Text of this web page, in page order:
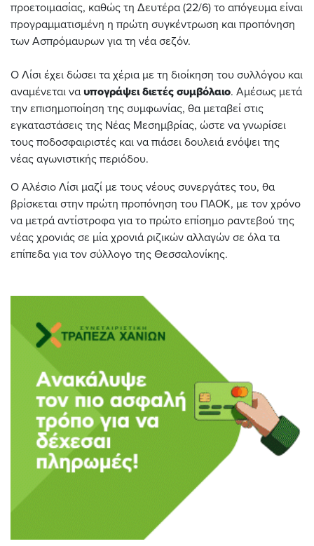
προετοιμασίας, καθώς τη Δευτέρα (22/6) το απόγευμα είναι
προγραμματισμένη η πρώτη συγκέντρωση και προπόνηση
των Ασπρόμαυρων για τη νέα σεζόν.
Ο Λίσι έχει δώσει τα χέρια με τη διοίκηση του συλλόγου και
αναμένεται να υπογράψει διετές συμβόλαιο. Αμέσως μετά
την επισημοποίηση της συμφωνίας, θα μεταβεί στις
εγκαταστάσεις της Νέας Μεσημβρίας, ώστε να γνωρίσει
τους ποδοσφαιριστές και να πιάσει δουλειά ενόψει της
νέας αγωνιστικής περιόδου.
O Αλέσιο Λίσι μαζί με τους νέους συνεργάτες του, θα
βρίσκεται στην πρώτη προπόνηση του ΠΑΟΚ, με τον χρόνο
να μετρά αντίστροφα για το πρώτο επίσημο ραντεβού της
νέας χρονιάς σε μία χρονιά ριζικών αλλαγών σε όλα τα
επίπεδα για τον σύλλογο της Θεσσαλονίκης.